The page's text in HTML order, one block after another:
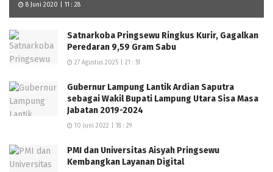
8 Juni 2020 | 11 : 28
Satnarkoba Pringsewu Ringkus Kurir, Gagalkan
Peredaran 9,59 Gram Sabu
27 Agustus 2025 | 21 : 51
Gubernur Lampung Lantik Ardian Saputra
sebagai Wakil Bupati Lampung Utara Sisa Masa
Jabatan 2019-2024
10 Juni 2022 | 18 : 29
PMI dan Universitas Aisyah Pringsewu
Kembangkan Layanan Digital